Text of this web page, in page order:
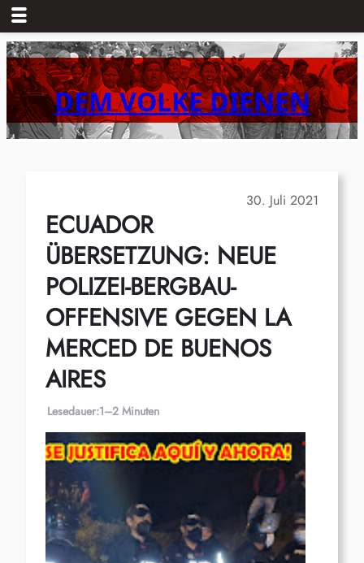
Zum
Inhalt
springenDEM VOLKE DIENEN
30. Juli 2021
ECUADOR
ÜBERSETZUNG: NEUE
POLIZEI-BERGBAU-
OFFENSIVE GEGEN LA
MERCED DE BUENOS
AIRES
Lesedauer:1–2 Minuten